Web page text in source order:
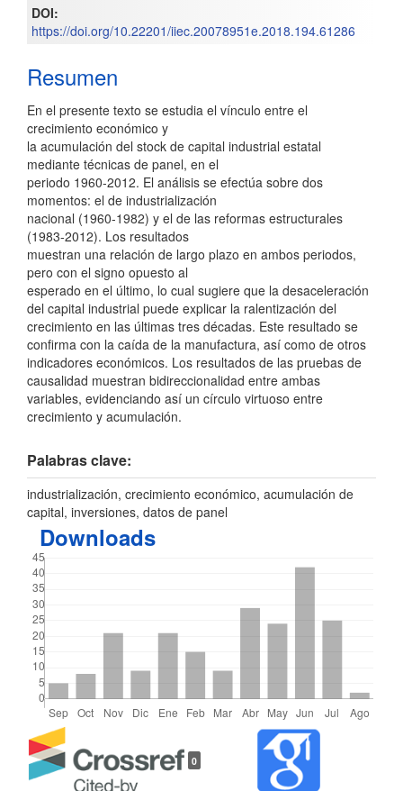
DOI:
https://doi.org/10.22201/iiec.20078951e.2018.194.61286
Resumen
En el presente texto se estudia el vínculo entre el
crecimiento económico y
la acumulación del stock de capital industrial estatal
mediante técnicas de panel, en el
periodo 1960-2012. El análisis se efectúa sobre dos
momentos: el de industrialización
nacional (1960-1982) y el de las reformas estructurales
(1983-2012). Los resultados
muestran una relación de largo plazo en ambos periodos,
pero con el signo opuesto al
esperado en el último, lo cual sugiere que la desaceleración
del capital industrial puede explicar la ralentización del
crecimiento en las últimas tres décadas. Este resultado se
confirma con la caída de la manufactura, así como de otros
indicadores económicos. Los resultados de las pruebas de
causalidad muestran bidireccionalidad entre ambas
variables, evidenciando así un círculo virtuoso entre
crecimiento y acumulación.
Palabras clave:
industrialización, crecimiento económico, acumulación de
capital, inversiones, datos de panel
Downloads
Detalles
del
0